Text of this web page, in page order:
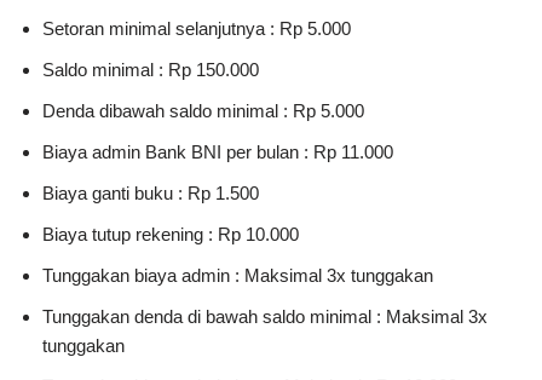
Setoran minimal selanjutnya : Rp 5.000
Saldo minimal : Rp 150.000
Denda dibawah saldo minimal : Rp 5.000
Biaya admin Bank BNI per bulan : Rp 11.000
Biaya ganti buku : Rp 1.500
Biaya tutup rekening : Rp 10.000
Tunggakan biaya admin : Maksimal 3x tunggakan
Tunggakan denda di bawah saldo minimal : Maksimal 3x
tunggakan